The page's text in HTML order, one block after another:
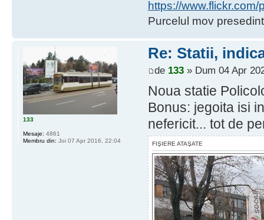
https://
Purcelul mov
Re: Statii,
de 133» Dum 04 Apr
Noua statie
Bonus: jegoita isi
nefericit... tot de
FIŞIERE ATAŞATE
133
Mesaje: 4861
Membru din: Joi 07 Apr 2016, 22:04